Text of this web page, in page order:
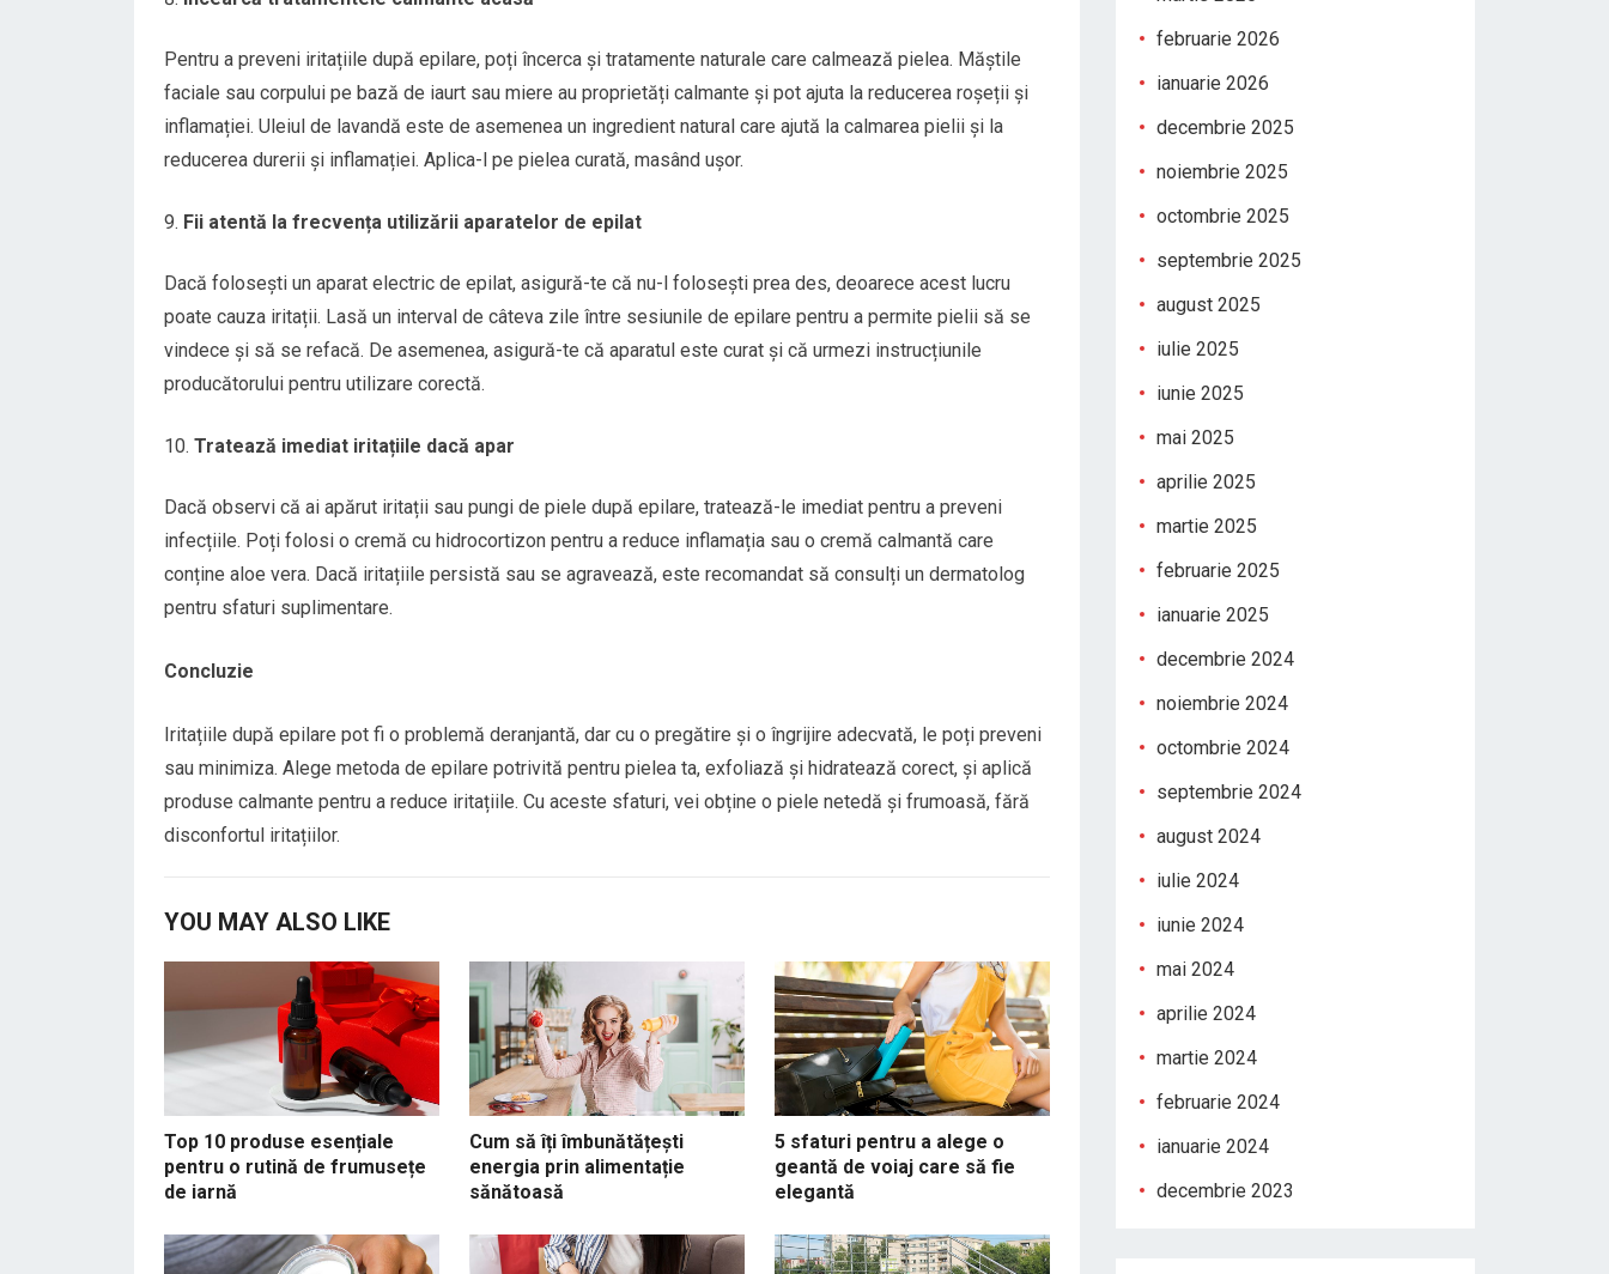
Pentru a preveni iritațiile după epilare, poți încerca și tratamente naturale care calmează pielea. Măștile
faciale sau corpului pe bază de iaurt sau miere au proprietăți calmante și pot ajuta la reducerea roșeții și
inflamației. Uleiul de lavandă este de asemenea un ingredient natural care ajută la calmarea pielii și la
reducerea durerii și inflamației. Aplica-l pe pielea curată, masând ușor.
Fii atentă la frecvența utilizării aparatelor de epilat
Dacă folosești un aparat electric de epilat, asigură-te că nu-l folosești prea des, deoarece acest lucru
poate cauza iritații. Lasă un interval de câteva zile între sesiunile de epilare pentru a permite pielii să se
vindece și să se refacă. De asemenea, asigură-te că aparatul este curat și că urmezi instrucțiunile
producătorului pentru utilizare corectă.
Tratează imediat iritațiile dacă apar
Dacă observi că ai apărut iritații sau pungi de piele după epilare, tratează-le imediat pentru a preveni
infecțiile. Poți folosi o cremă cu hidrocortizon pentru a reduce inflamația sau o cremă calmantă care
conține aloe vera. Dacă iritațiile persistă sau se agravează, este recomandat să consulți un dermatolog
pentru sfaturi suplimentare.
Concluzie
Iritațiile după epilare pot fi o problemă deranjantă, dar cu o pregătire și o îngrijire adecvată, le poți preveni
sau minimiza. Alege metoda de epilare potrivită pentru pielea ta, exfoliază și hidratează corect, și aplică
produse calmante pentru a reduce iritațiile. Cu aceste sfaturi, vei obține o piele netedă și frumoasă, fără
disconfortul iritațiilor.
YOU MAY ALSO LIKE
Top 10 produse esențiale
pentru o rutină de frumusețe
de iarnă
Cum să îți îmbunătățești
energia prin alimentație
sănătoasă
5 sfaturi pentru a alege o
geantă de voiaj care să fie
elegantă
februarie 2026
ianuarie 2026
decembrie 2025
noiembrie 2025
octombrie 2025
septembrie 2025
august 2025
iulie 2025
iunie 2025
mai 2025
aprilie 2025
martie 2025
februarie 2025
ianuarie 2025
decembrie 2024
noiembrie 2024
octombrie 2024
septembrie 2024
august 2024
iulie 2024
iunie 2024
mai 2024
aprilie 2024
martie 2024
februarie 2024
ianuarie 2024
decembrie 2023